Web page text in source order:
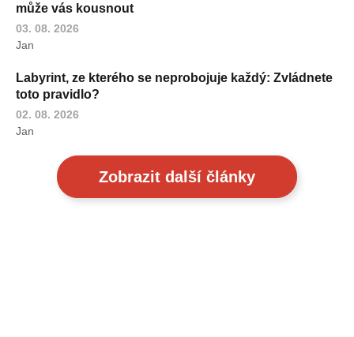
může vás kousnout
03. 08. 2026
Jan
Labyrint, ze kterého se neprobojuje každý: Zvládnete
toto pravidlo?
02. 08. 2026
Jan
Zobrazit další články